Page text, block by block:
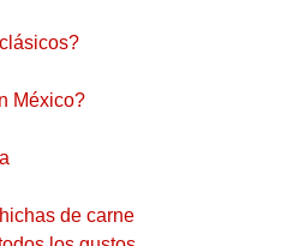
México?
de carne